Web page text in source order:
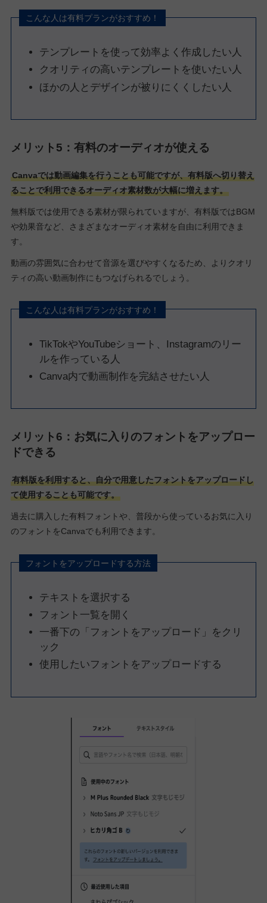
こんな人は有料プランがおすすめ！
テンプレートを使って効率よく作成したい人
クオリティの高いテンプレートを使いたい人
ほかの人とデザインが被りにくくしたい人
メリット5：有料のオーディオが使える
Canvaでは動画編集を行うことも可能ですが、有料版へ切り替え
ることで利用できるオーディオ素材数が大幅に増えます。
無料版では使用できる素材が限られていますが、有料版ではBGM
や効果音など、さまざまなオーディオ素材を自由に利用できま
す。
動画の雰囲気に合わせて音源を選びやすくなるため、よりクオリ
ティの高い動画制作にもつなげられるでしょう。
こんな人は有料プランがおすすめ！
TikTokやYouTubeショート、Instagramのリー
ルを作っている人
Canva内で動画制作を完結させたい人
メリット6：お気に入りのフォントをアップロー
ドできる
有料版を利用すると、自分で用意したフォントをアップロードし
て使用することも可能です。
過去に購入した有料フォントや、普段から使っているお気に入り
のフォントをCanvaでも利用できます。
フォントをアップロードする方法
テキストを選択する
フォント一覧を開く
一番下の「フォントをアップロード」をクリ
ック
使用したいフォントをアップロードする